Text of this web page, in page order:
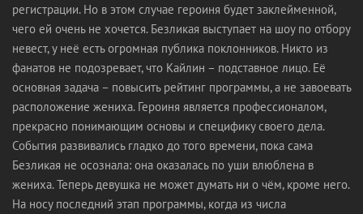
регистрации. Но в этом случае героиня будет заклейменной,
чего ей очень не хочется. Безликая выступает на шоу по отбору
невест, у неё есть огромная публика поклонников. Никто из
фанатов не подозревает, что Кайлин – подставное лицо. Её
основная задача – повысить рейтинг программы, а не завоевать
расположение жениха. Героиня является профессионалом,
прекрасно понимающим основы и специфику своего дела.
События развивались гладко до того времени, пока сама
Безликая не осознала: она оказалась по уши влюблена в
жениха. Теперь девушка не может думать ни о чём, кроме него.
На носу последний этап программы, когда из числа